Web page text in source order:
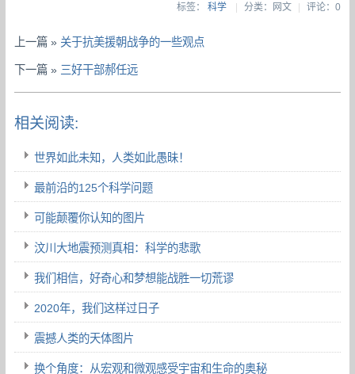
标签： 科学 | 分类：网文 | 评论：0
上一篇 » 关于抗美援朝战争的一些观点
下一篇 » 三好干部郝任远
相关阅读:
世界如此未知，人类如此愚昧！
最前沿的125个科学问题
可能颠覆你认知的图片
汶川大地震预测真相：科学的悲歌
我们相信，好奇心和梦想能战胜一切荒谬
2020年，我们这样过日子
震撼人类的天体图片
换个角度：从宏观和微观感受宇宙和生命的奥秘